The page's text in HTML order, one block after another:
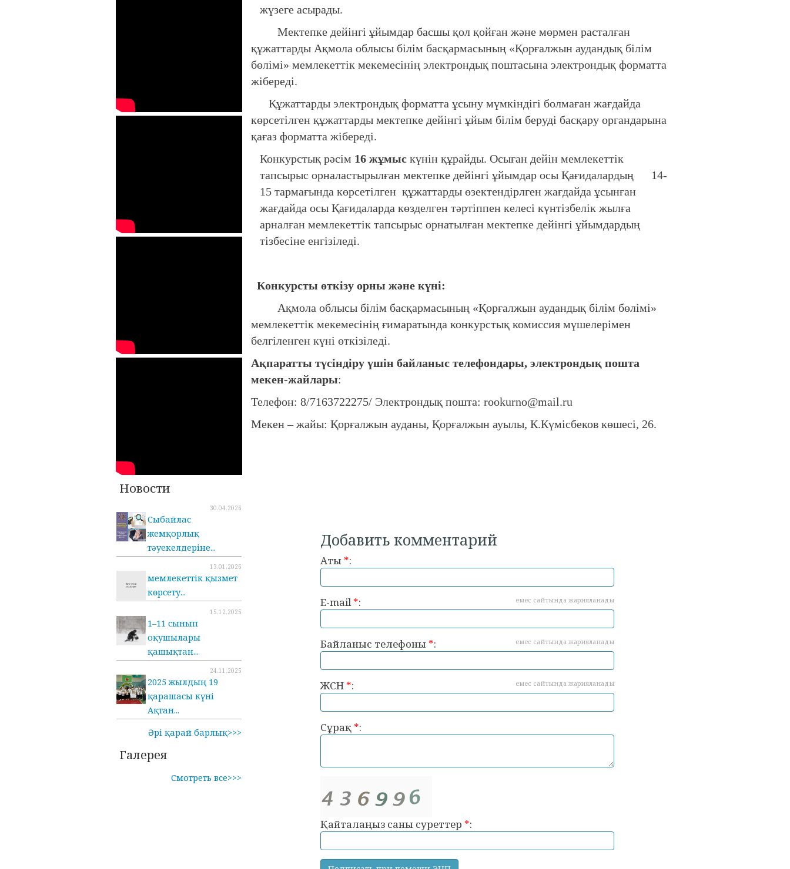
Новости
30.04.2026
Сыбайлас
жемқорлық
тәуекелдеріне...
13.01.2026
мемлекеттік қызмет
көрсету...
15.12.2025
1–11 сынып
оқушылары
қашықтан...
24.11.2025
2025 жылдың 19
қарашасы күні
Ақтан...
Әрі қарай барлық>>>
Галерея
Смотреть все>>>
жүзеге асырады.
Мектепке дейінгі ұйымдар басшы қол қойған және мөрмен расталған
құжаттарды Ақмола облысы білім басқармасының «Қорғалжын аудандық білім
бөлімі» мемлекеттік мекемесінің электрондық поштасына электрондық форматта
жібереді.
Құжаттарды электрондық форматта ұсыну мүмкіндігі болмаған жағдайда
көрсетілген құжаттарды мектепке дейінгі ұйым білім беруді басқару органдарына
қағаз форматта жібереді.
Конкурстық рәсім 16 жұмыс күнін құрайды. Осыған дейін мемлекеттік
тапсырыс орналастырылған мектепке дейінгі ұйымдар осы Қағидалардың 14-
15 тармағында көрсетілген құжаттарды өзектендірлген жағдайда ұсынған
жағдайда осы Қағидаларда көзделген тәртіппен келесі күнтізбелік жылға
арналған мемлекеттік тапсырыс орнатылған мектепке дейінгі ұйымдардың
тізбесіне енгізіледі.
Конкурсты өткізу орны және күні:
Ақмола облысы білім басқармасының «Қорғалжын аудандық білім бөлімі»
мемлекеттік мекемесінің ғимаратында конкурстық комиссия мүшелерімен
белгіленген күні өткізіледі.
Ақпаратты түсіндіру үшін байланыс телефондары, электрондық пошта
мекен-жайлары:
Телефон: 8/7163722275/ Электрондық пошта: rookurno@mail.ru
Мекен – жайы: Қорғалжын ауданы, Қорғалжын ауылы, К.Күмісбеков көшесі, 26.
Добавить комментарий
Аты *:
E-mail*: емес сайтында жарияланады
Байланыс телефоны *: емес сайтында жарияланады
ЖСН *: емес сайтында жарияланады
Сұрақ *:
Қайталаңыз саны суреттер *: